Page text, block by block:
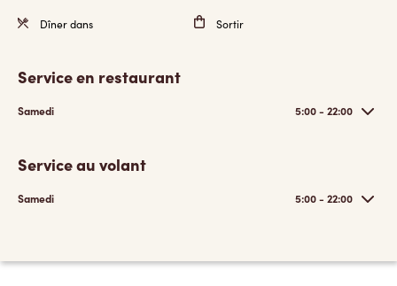
Dîner dans Sortir
Service en restaurant
Samedi 5:00 - 22:00
Service au volant
Samedi 5:00 - 22:00